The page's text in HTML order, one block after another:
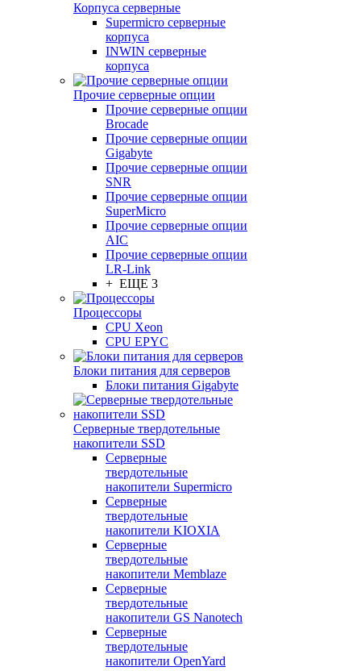
Корпуса серверные
Supermicro серверные
корпуса
INWIN серверные
корпуса
Прочие серверные опции
Прочие серверные опции
Brocade
Прочие серверные опции
Gigabyte
Прочие серверные опции
SNR
Прочие серверные опции
SuperMicro
Прочие серверные опции
AIC
Прочие серверные опции
LR-Link
+ ЕЩЕ 3
Процессоры
CPU Xeon
CPU EPYC
Блоки питания для серверов
Блоки питания Gigabyte
Серверные твердотельные
накопители SSD
Cерверные
твердотельные
накопители Supermicro
Cерверные
твердотельные
накопители KIOXIA
Cерверные
твердотельные
накопители Memblaze
Cерверные
твердотельные
накопители GS Nanotech
Серверные
твердотельные
накопители OpenYard